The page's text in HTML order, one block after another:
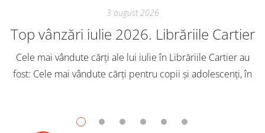
3 august 2026
Top vânzări iulie 2026. Librăriile Cartier
Cele mai vândute cărți ale lui iulie în Librăriile Cartier au
fost: Cele mai vândute cărți pentru copii și adolescenți, în